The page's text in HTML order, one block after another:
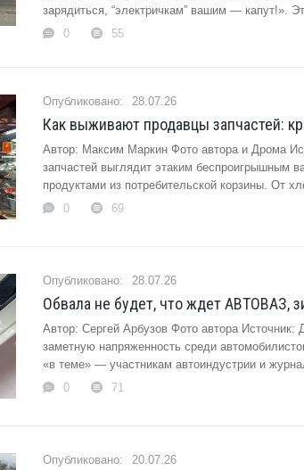
зарядиться, “электричкам” вашим — капут!».
0
55
28.07.26
Как выживают продавцы запчастей:
Автор: Максим Маркин Фото автора и Дрома
запчастей выглядит этаким беспроигрышным
продуктами из потребительской корзины. От
0
69
28.07.26
Обвала не будет, что ждет АВТОВАЗ,
Автор: Сергей Арбузов Фото автора
заметную напряженность среди
«в теме» — участникам автоиндустрии и
0
71
20.07.26